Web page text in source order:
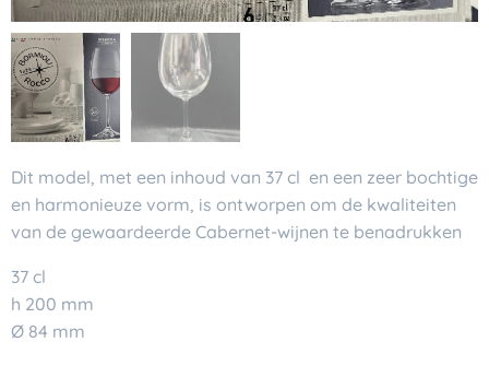
Dit model, met een inhoud van 37 cl en een zeer bochtige
en harmonieuze vorm, is ontworpen om de kwaliteiten
van de gewaardeerde Cabernet-wijnen te benadrukken
37 cl
h 200 mm
Ø 84 mm